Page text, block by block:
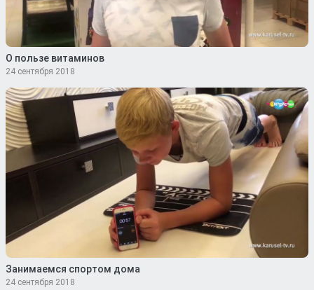
О пользе витаминов
24 сентября 2018
Занимаемся спортом дома
24 сентября 2018